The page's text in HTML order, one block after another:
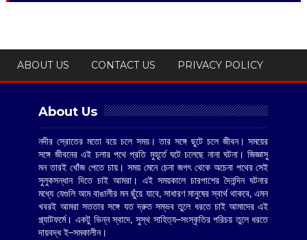
ABOUT US CONTACT US PRIVACY POLICY
About Us
নদীর স্রোতের মতো বয়ে চলে সময়। তার সঙ্গে ছুটে চলে জীবন। সময়ের
সঙ্গে জীবনের এই চলার পথে প্রতি মুহূর্তে ঘটে চলেছে নানা ঘটনা। জিজ্ঞাসু
মন তারই খোঁজ পেতে চায়। সময় মেনে চেনা জগৎ থেকে অচেনা পথের সেই
সুলুকসন্ধান দিতে চাই আমরা। এই সময়কালে চারপাশের দৈনন্দিন ঘটনার
মধ্যে যেগুলি আম বাঙালীর মন ছুঁয়ে যাবে, সাধারণ মানুষের স্বার্থ থাকবে, এমন
খবরই আমরা সততার সঙ্গে যত দ্রুত সম্ভব তুলে ধরতে চাই আমাদের এই
প্ল্যাটফর্মে। একটু ভিন্ন স্বাদে, সুস্থ সাহিত্য–সংস্কৃতির পরিচয় তুলে ধরতে
দায়বদ্ধ ই–সমকালীন।